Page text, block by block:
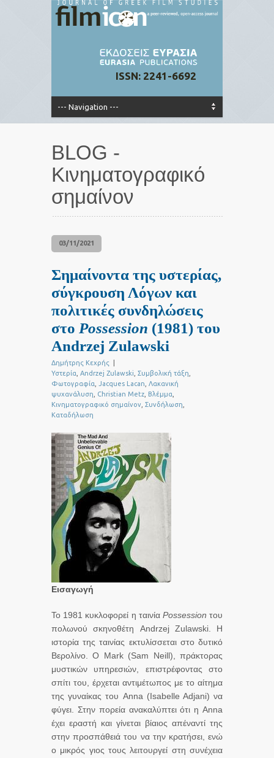
ISSN: 2241-6692
BLOG -
Κινηματογραφικό
σημαίνον
03/11/2021
Σημαίνοντα της υστερίας,
σύγκρουση Λόγων και
πολιτικές συνδηλώσεις
στο Possession (1981) του
Andrzej Zulawski
Δημήτρης Κεχρής
Υστερία Andrzej Zulawski Συμβολική τάξη
Φωτογραφία
Jacques Lacan Λακανική
ψυχανάλυση
Christian Metz Βλέμμα
Κινηματογραφικό σημαίνον Συνδήλωση
Καταδήλωση
Εισαγωγή
Το 1981 κυκλοφορεί η ταινία Possession του
πολωνού σκηνοθέτη Andrzej Zulawski. Η
ιστορία της ταινίας εκτυλίσσεται στο δυτικό
Βερολίνο. Ο Mark (Sam Neill), πράκτορας
μυστικών υπηρεσιών, επιστρέφοντας στο
σπίτι του, έρχεται αντιμέτωπος με το αίτημα
της γυναίκας του Anna (Isabelle Adjani) να
φύγει. Στην πορεία ανακαλύπτει ότι η Anna
έχει εραστή και γίνεται βίαιος απέναντί της
στην προσπάθειά του να την κρατήσει, ενώ
ο μικρός γιος τους λειτουργεί στη συνέχεια